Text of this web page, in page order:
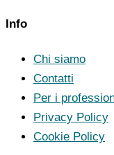
Info
Chi siamo
Contatti
Per i
Privacy Policy
Cookie Policy